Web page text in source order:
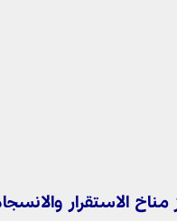
الاستقرار